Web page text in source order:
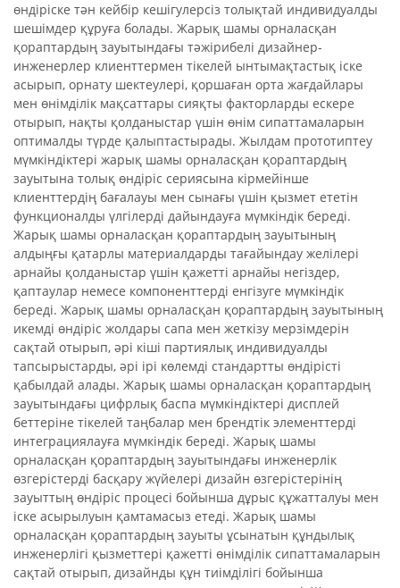
өндіріске тән кейбір кешігулерсіз толықтай индивидуалды
шешімдер құруға болады. Жарық шамы орналасқан
қораптардың зауытындағы тәжірибелі дизайнер-
инженерлер клиенттермен тікелей ынтымақтастық іске
асырып, орнату шектеулері, қоршаған орта жағдайлары
мен өнімділік мақсаттары сияқты факторларды ескере
отырып, нақты қолданыстар үшін өнім сипаттамаларын
оптималды түрде қалыптастырады. Жылдам прототиптеу
мүмкіндіктері жарық шамы орналасқан қораптардың
зауытына толық өндіріс сериясына кірмейінше
клиенттердің бағалауы мен сынағы үшін қызмет ететін
функционалды үлгілерді дайындауға мүмкіндік береді.
Жарық шамы орналасқан қораптардың зауытының
алдыңғы қатарлы материалдарды тағайындау желілері
арнайы қолданыстар үшін қажетті арнайы негіздер,
қаптаулар немесе компоненттерді енгізуге мүмкіндік
береді. Жарық шамы орналасқан қораптардың зауытының
икемді өндіріс жолдары сапа мен жеткізу мерзімдерін
сақтай отырып, әрі кіші партиялық индивидуалды
тапсырыстарды, әрі ірі көлемді стандартты өндірісті
қабылдай алады. Жарық шамы орналасқан қораптардың
зауытындағы цифрлық баспа мүмкіндіктері дисплей
беттеріне тікелей таңбалар мен брендтік элементтерді
интеграциялауға мүмкіндік береді. Жарық шамы
орналасқан қораптардың зауытындағы инженерлік
өзгерістерді басқару жүйелері дизайн өзгерістерінің
зауыттың өндіріс процесі бойынша дұрыс құжатталуы мен
іске асырылуын қамтамасыз етеді. Жарық шамы
орналасқан қораптардың зауыты ұсынатын құндылық
инженерлігі қызметтері қажетті өнімділік сипаттамаларын
сақтай отырып, дизайнды құн тиімділігі бойынша